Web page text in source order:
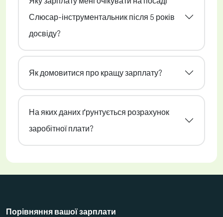
Слюсар-інструментальник після 5 років
досвіду?
Як домовитися про кращу зарплату?
На яких даних ґрунтується розрахунок
заробітної плати?
Порівняння вашої зарплати